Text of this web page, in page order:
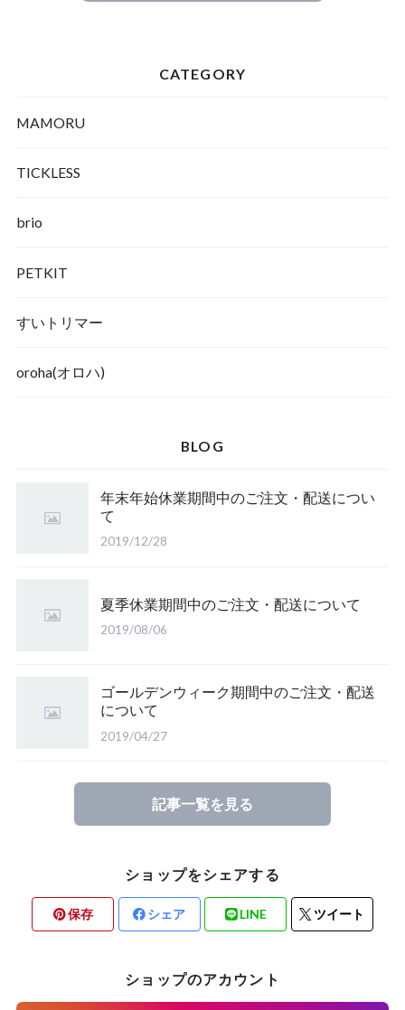
CATEGORY
MAMORU
TICKLESS
brio
PETKIT
すいトリマー
oroha(オロハ)
BLOG
年末年始休業期間中のご注文・配送につい
て
2019/12/28
夏季休業期間中のご注文・配送について
2019/08/06
ゴールデンウィーク期間中のご注文・配送
について
2019/04/27
記事一覧を見る
ショップをシェアする
保存 シェア LINE ツイート
ショップのアカウント